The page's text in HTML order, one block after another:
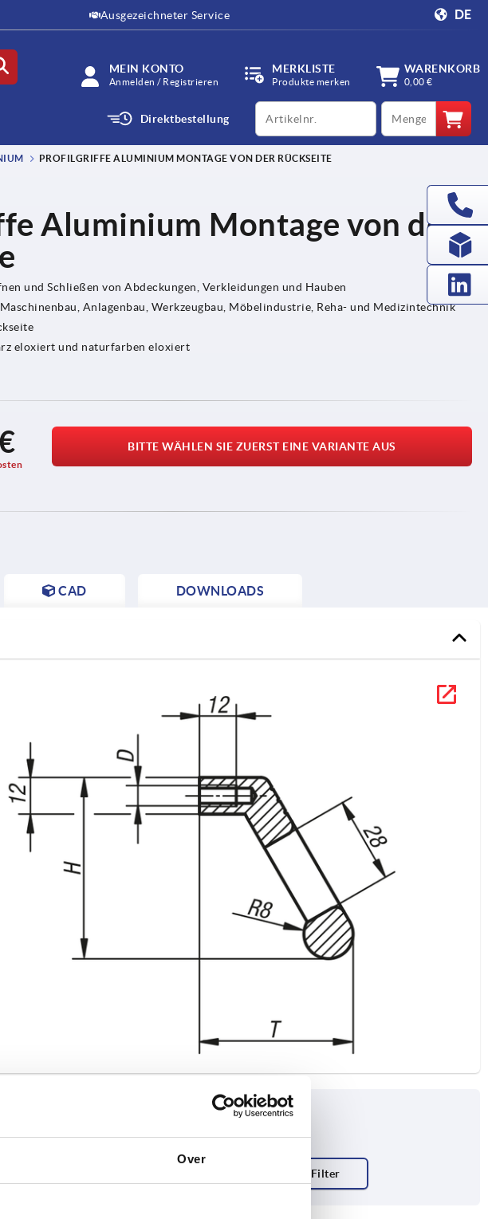
Over
Ausgezeichneter Service DE
MEIN KONTO
Anmelden / Registrieren
MERKLISTE
Produkte merken
WARENKORB
0,00 €
Direktbestellung
productCode qty
PROFILGRIFFE ALUMINIUM MONTAGE VON DER RÜCKSEITE
Aluminium Montage von der
und Schließen von Abdeckungen, Verkleidungen und Hauben
Anlagenbau, Werkzeugbau, Möbelindustrie, Reha- und Medizintechnik
eloxiert und naturfarben eloxiert
BITTE WÄHLEN SIE ZUERST EINE VARIANTE AUS
CAD DOWNLOADS